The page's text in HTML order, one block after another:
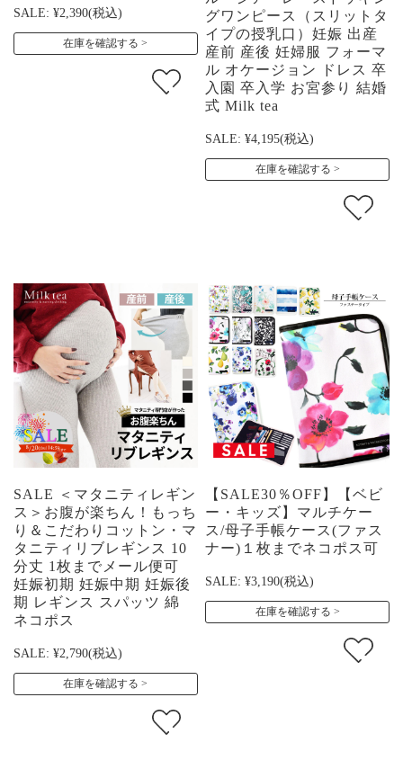
SALE: ¥2,390(税込)
在庫を確認する
グワンピース（スリットタ
イプの授乳口）妊娠 出産
産前 産後 妊婦服 フォーマ
ル オケージョン ドレス 卒
入園 卒入学 お宮参り 結婚
式 Milk tea
SALE: ¥4,195(税込)
在庫を確認する
SALE ＜マタニティレギン
ス＞お腹が楽ちん！もっち
り＆こだわりコットン・マ
タニティリブレギンス 10
分丈 1枚までメール便可
妊娠初期 妊娠中期 妊娠後
期 レギンス スパッツ 綿
ネコポス
SALE: ¥2,790(税込)
在庫を確認する
【SALE30％OFF】【ベビ
ー・キッズ】マルチケー
ス/母子手帳ケース(ファス
ナー)１枚までネコポス可
SALE: ¥3,190(税込)
在庫を確認する